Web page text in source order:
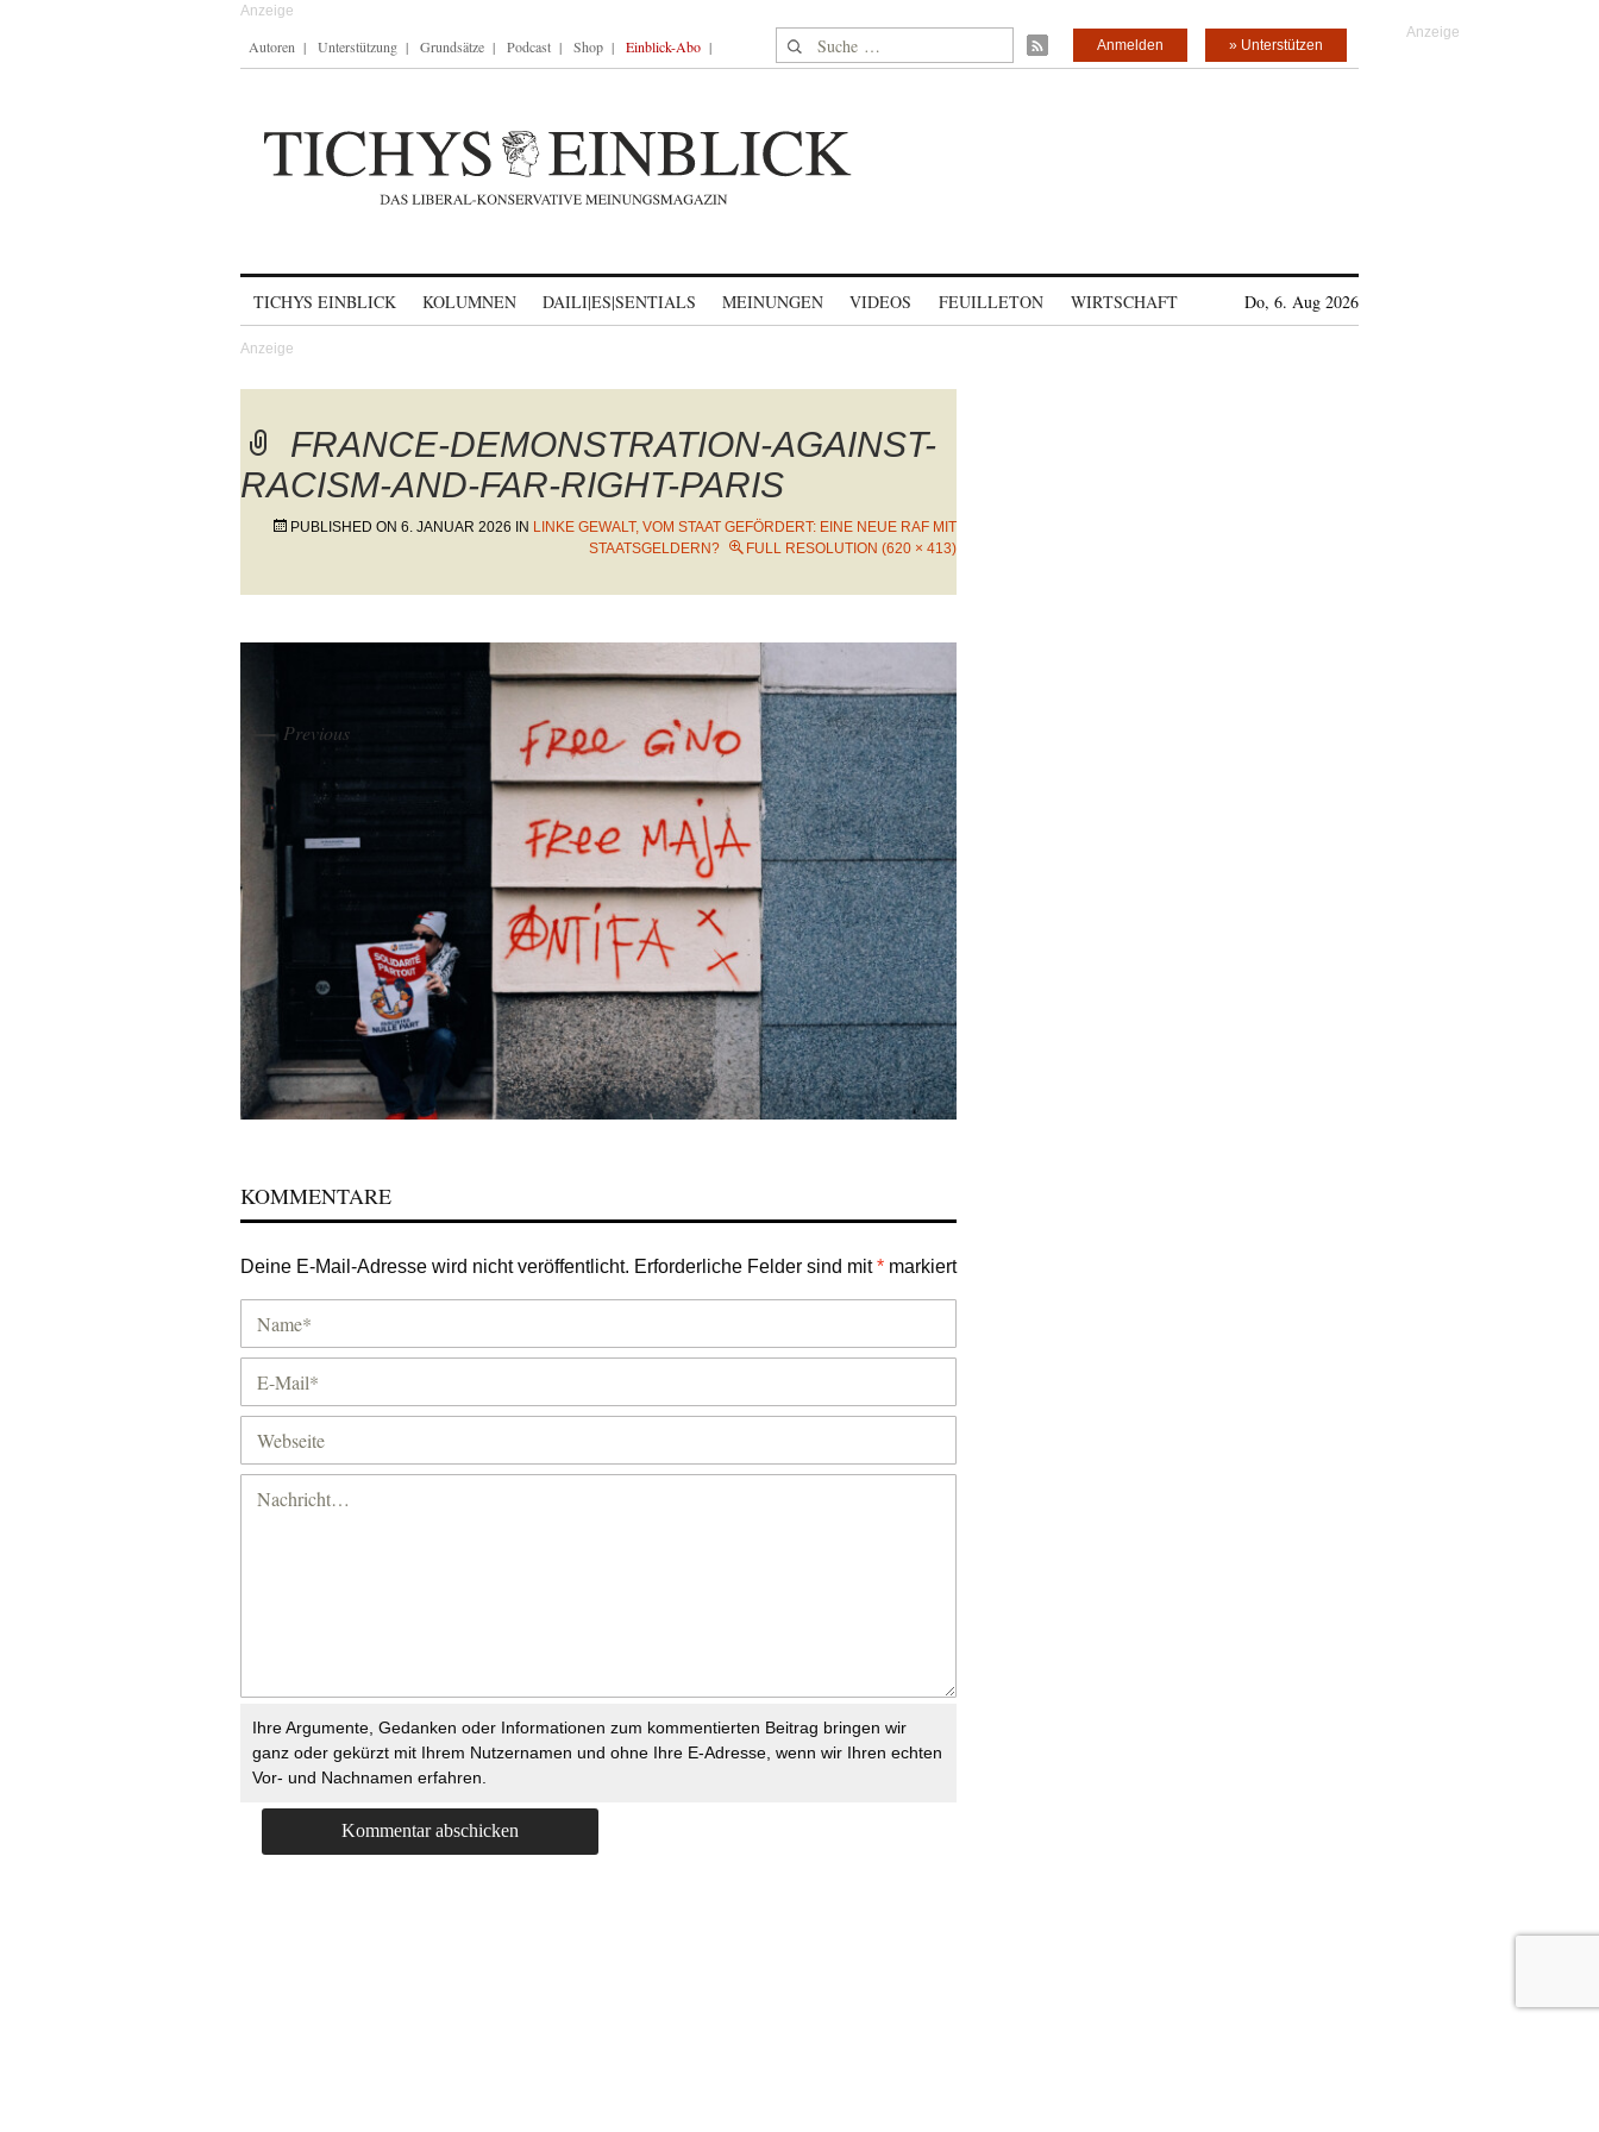
Autoren Unterstützung Grundsätze Podcast Shop Einblick-Abo Suche nach: » Unterstützen
Anmelden
TICHYS EINBLICK KOLUMNEN DAILI|ES|SENTIALS MEINUNGEN VIDEOS FEUILLETON WIRTSCHAFT Do, 6. Aug 2026
FRANCE-DEMONSTRATION-AGAINST-
RACISM-AND-FAR-RIGHT-PARIS
PUBLISHED ON 6. JANUAR 2026 IN LINKE GEWALT, VOM STAAT GEFÖRDERT: EINE NEUE RAF MIT
STAATSGELDERN?
FULL RESOLUTION (620 × 413)
← Previous
KOMMENTARE
Deine E-Mail-Adresse wird nicht veröffentlicht. Erforderliche Felder sind mit* markiert
Ihre Argumente, Gedanken oder Informationen zum kommentierten Beitrag bringen wir
ganz oder gekürzt mit Ihrem Nutzernamen und ohne Ihre E-Adresse, wenn wir Ihren echten
Vor- und Nachnamen erfahren.